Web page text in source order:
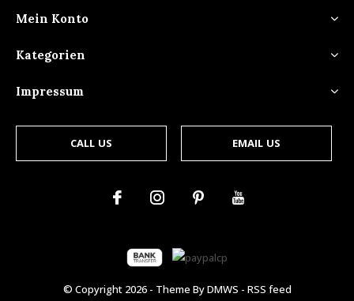
Mein Konto
Kategorien
Impressum
CALL US EMAIL US
© Copyright 2026- Theme ByDMWS - RSS feed